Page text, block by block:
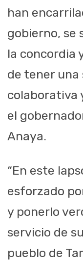
han
gobierno, se
la concordia
de tener una
colaborativa
el
Anaya.
“En este
esforzado
y ponerlo
servicio de
pueblo de